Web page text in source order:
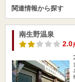
関連情報から探す
南生野温泉
2.0